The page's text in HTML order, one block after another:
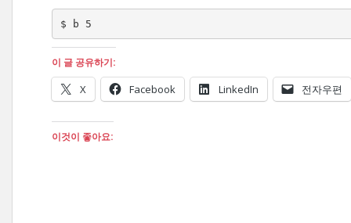
$ b 5
이 글 공유하기:
X Facebook LinkedIn 전자우편
이것이 좋아요: